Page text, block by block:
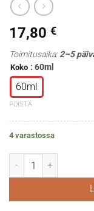
17,80 €
Toimitusaika:2–5
Koko : 60ml
60ml
POISTA
4 varastossa
WN Professional